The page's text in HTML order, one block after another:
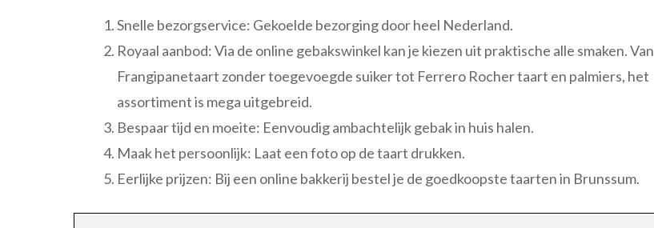
Snelle bezorgservice: Gekoelde bezorging door heel Nederland.
Royaal aanbod: Via de online gebakswinkel kan je kiezen uit praktische alle smaken. Van
Frangipanetaart zonder toegevoegde suiker tot Ferrero Rocher taart en palmiers, het
assortiment is mega uitgebreid.
Bespaar tijd en moeite: Eenvoudig ambachtelijk gebak in huis halen.
Maak het persoonlijk: Laat een foto op de taart drukken.
Eerlijke prijzen: Bij een online bakkerij bestel je de goedkoopste taarten in Brunssum.